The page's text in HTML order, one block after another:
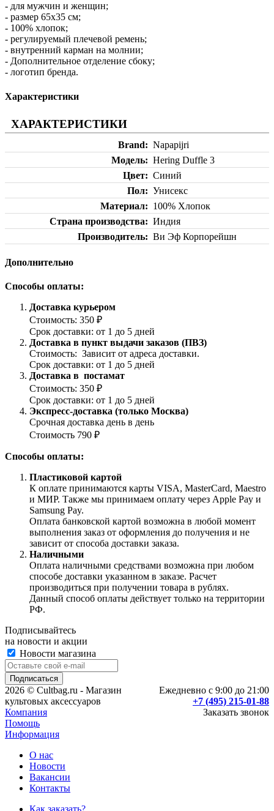
- для мужчин и женщин;
- размер 65х35 см;
- 100% хлопок;
- регулируемый плечевой ремень;
- внутренний карман на молнии;
- Дополнительное отделение сбоку;
- логотип бренда.
Характеристики
ХАРАКТЕРИСТИКИ
Brand
Napapijri
Модель
Hering Duffle 3
Цвет
Синий
Пол
Унисекс
Материал
100% Хлопок
Страна производства
Индия
Производитель
Ви Эф Корпорейшн
Дополнительно
Способы оплаты:
Доставка курьером
Стоимость: 350 ₽
Срок доставки: от 1 до 5 дней
Доставка в пункт выдачи заказов (ПВЗ)
Стоимость: Зависит от адреса доставки.
Срок доставки: от 1 до 5 дней
Доставка в постамат
Стоимость: 350 ₽
Срок доставки: от 1 до 5 дней
Экспресс-доставка (только Москва)
Срочная доставка день в день
Стоимость 790 ₽
Способы оплаты:
Пластиковой картой
К оплате принимаются карты VISA, MasterCard, Maestro
и МИР. Также мы принимаем оплату через Apple Pay и
Samsung Pay.
Оплата банковской картой возможна в любой момент
выполнения заказ от оформления до получения и не
зависит от способа доставки заказа.
Наличными
Оплата наличными средствами возможна при любом
способе доставки указанном в заказе. Расчет
производиться при получении товара в рублях.
Данный способ оплаты действует только на территории
РФ.
Подписывайтесь
на новости и акции
Новости магазина
Ежедневно с 9:00 до 21:00
+7 (495) 215-01-88
Заказать звонок
2026 © Cultbag.ru - Магазин
культовых аксессуаров
Компания
Помощь
Информация
О нас
Новости
Вакансии
Контакты